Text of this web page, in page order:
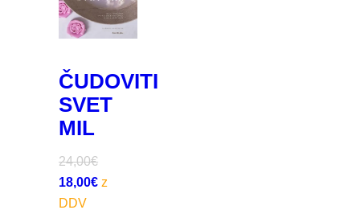
ČUDOVITI
SVET
MIL
24,00€
18,00€